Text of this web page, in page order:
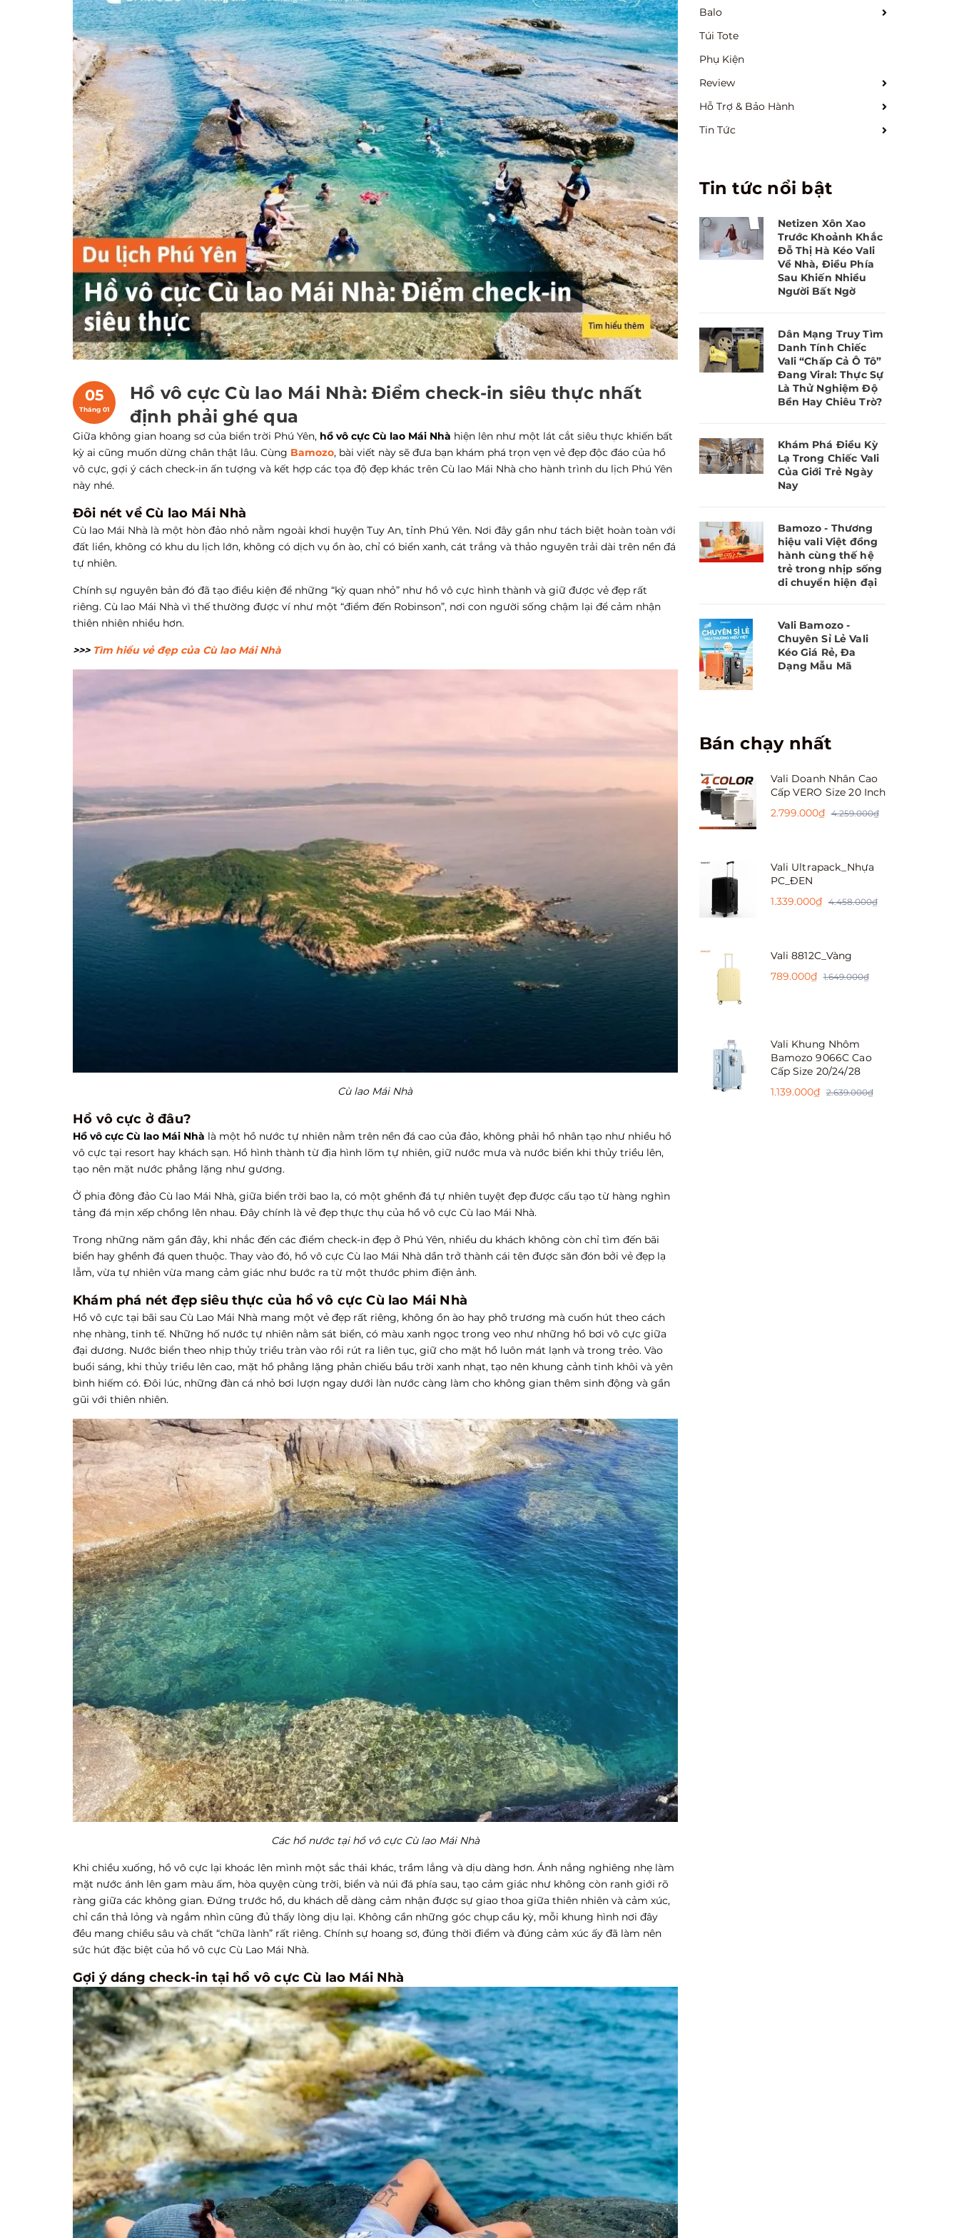
05
Tháng 01
Hồ vô cực Cù lao Mái Nhà: Điểm check-in siêu thực nhất
định phải ghé qua
Giữa không gian hoang sơ của biển trời Phú Yên, hồ vô cực Cù lao Mái Nhà hiện lên như một lát cắt siêu thực khiến bất
kỳ ai cũng muốn dừng chân thật lâu. Cùng Bamozo, bài viết này sẽ đưa bạn khám phá trọn vẹn vẻ đẹp độc đáo của hồ
vô cực, gợi ý cách check-in ấn tượng và kết hợp các tọa độ đẹp khác trên Cù lao Mái Nhà cho hành trình du lịch Phú Yên
này nhé.
Đôi nét về Cù lao Mái Nhà
Cù lao Mái Nhà là một hòn đảo nhỏ nằm ngoài khơi huyện Tuy An, tỉnh Phú Yên. Nơi đây gần như tách biệt hoàn toàn với
đất liền, không có khu du lịch lớn, không có dịch vụ ồn ào, chỉ có biển xanh, cát trắng và thảo nguyên trải dài trên nền đá
tự nhiên.
Chính sự nguyên bản đó đã tạo điều kiện để những “kỳ quan nhỏ” như hồ vô cực hình thành và giữ được vẻ đẹp rất
riêng. Cù lao Mái Nhà vì thế thường được ví như một “điểm đến Robinson”, nơi con người sống chậm lại để cảm nhận
thiên nhiên nhiều hơn.
>>> Tìm hiểu vẻ đẹp của Cù lao Mái Nhà
Cù lao Mái Nhà
Hồ vô cực ở đâu?
Hồ vô cực Cù lao Mái Nhà là một hồ nước tự nhiên nằm trên nền đá cao của đảo, không phải hồ nhân tạo như nhiều hồ
vô cực tại resort hay khách sạn. Hồ hình thành từ địa hình lõm tự nhiên, giữ nước mưa và nước biển khi thủy triều lên,
tạo nên mặt nước phẳng lặng như gương.
Ở phia đông đảo Cù lao Mái Nhà, giữa biển trời bao la, có một ghềnh đá tự nhiên tuyệt đẹp được cấu tạo từ hàng nghìn
tảng đá mịn xếp chồng lên nhau. Đây chính là vẻ đẹp thực thụ của hồ vô cực Cù lao Mái Nhà.
Trong những năm gần đây, khi nhắc đến các điểm check-in đẹp ở Phú Yên, nhiều du khách không còn chỉ tìm đến bãi
biển hay ghềnh đá quen thuộc. Thay vào đó, hồ vô cực Cù lao Mái Nhà dần trở thành cái tên được săn đón bởi vẻ đẹp lạ
lẫm, vừa tự nhiên vừa mang cảm giác như bước ra từ một thước phim điện ảnh.
Khám phá nét đẹp siêu thực của hồ vô cực Cù lao Mái Nhà
Hồ vô cực tại bãi sau Cù Lao Mái Nhà mang một vẻ đẹp rất riêng, không ồn ào hay phô trương mà cuốn hút theo cách
nhẹ nhàng, tinh tế. Những hố nước tự nhiên nằm sát biển, có màu xanh ngọc trong veo như những hồ bơi vô cực giữa
đại dương. Nước biển theo nhịp thủy triều tràn vào rồi rút ra liên tục, giữ cho mặt hồ luôn mát lạnh và trong trẻo. Vào
buổi sáng, khi thủy triều lên cao, mặt hồ phẳng lặng phản chiếu bầu trời xanh nhạt, tạo nên khung cảnh tinh khôi và yên
bình hiếm có. Đôi lúc, những đàn cá nhỏ bơi lượn ngay dưới làn nước càng làm cho không gian thêm sinh động và gần
gũi với thiên nhiên.
Các hồ nước tại hồ vô cực Cù lao Mái Nhà
Khi chiều xuống, hồ vô cực lại khoác lên mình một sắc thái khác, trầm lắng và dịu dàng hơn. Ánh nắng nghiêng nhẹ làm
mặt nước ánh lên gam màu ấm, hòa quyện cùng trời, biển và núi đá phía sau, tạo cảm giác như không còn ranh giới rõ
ràng giữa các không gian. Đứng trước hồ, du khách dễ dàng cảm nhận được sự giao thoa giữa thiên nhiên và cảm xúc,
chỉ cần thả lỏng và ngắm nhìn cũng đủ thấy lòng dịu lại. Không cần những góc chụp cầu kỳ, mỗi khung hình nơi đây
đều mang chiều sâu và chất “chữa lành” rất riêng. Chính sự hoang sơ, đúng thời điểm và đúng cảm xúc ấy đã làm nên
sức hút đặc biệt của hồ vô cực Cù Lao Mái Nhà.
Gợi ý dáng check-in tại hồ vô cực Cù lao Mái Nhà
Balo
Túi Tote
Phụ Kiện
Review
Hỗ Trợ & Bảo Hành
Tin Tức
Tin tức nổi bật
Netizen Xôn Xao
Trước Khoảnh Khắc
Đỗ Thị Hà Kéo Vali
Về Nhà, Điều Phía
Sau Khiến Nhiều
Người Bất Ngờ
Dân Mạng Truy Tìm
Danh Tính Chiếc
Vali “Chấp Cả Ô Tô”
Đang Viral: Thực Sự
Là Thử Nghiệm Độ
Bền Hay Chiêu Trò?
Khám Phá Điều Kỳ
Lạ Trong Chiếc Vali
Của Giới Trẻ Ngày
Nay
Bamozo - Thương
hiệu vali Việt đồng
hành cùng thế hệ
trẻ trong nhịp sống
di chuyển hiện đại
Vali Bamozo -
Chuyên Sỉ Lẻ Vali
Kéo Giá Rẻ, Đa
Dạng Mẫu Mã
Bán chạy nhất
Vali Doanh Nhân Cao
Cấp VERO Size 20 Inch
2.799.000₫ 4.259.000₫
Vali Ultrapack_Nhựa
PC_ĐEN
1.339.000₫ 4.458.000₫
Vali 8812C_Vàng
789.000₫ 1.649.000₫
Vali Khung Nhôm
Bamozo 9066C Cao
Cấp Size 20/24/28
1.139.000₫ 2.639.000₫